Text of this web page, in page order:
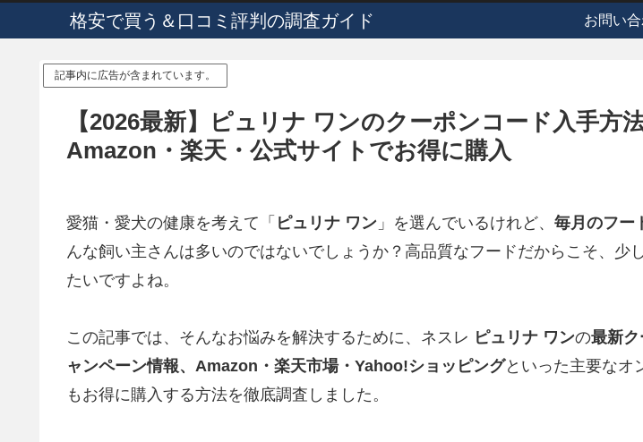
格安で買う＆口コミ評判の調査ガイド お問い
記事内に広告が含まれています。
【2026最新】ピュリナ ワンのクーポンコード入手方
Amazon・楽天・公式サイトでお得に購入
愛猫・愛犬の健康を考えて「 ピュリナ ワン 」を選んでいるけれど、 毎月のフー
んな飼い主さんは多いのではないでしょうか？高品質なフードだからこそ、少
たいですよね。
この記事では、そんなお悩みを解決するために、ネスレ ピュリナ ワンの最新
ャンペーン情報、Amazon・楽天市場・Yahoo!ショッピングといった主要なオ
もお得に購入する方法を徹底調査しました。